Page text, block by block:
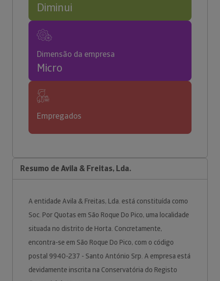
Diminui
Dimensão da empresa
Micro
Empregados
Resumo de Avila & Freitas, Lda.
A entidade Avila & Freitas, Lda. está constituída como
Soc. Por Quotas em São Roque Do Pico, uma localidade
situada no distrito de Horta. Concretamente,
encontra-se em São Roque Do Pico, com o código
postal 9940-237 - Santo António Srp. A empresa está
devidamente inscrita na Conservatória do Registo